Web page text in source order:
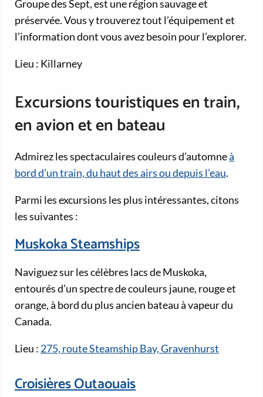
Groupe des Sept, est une région sauvage et
préservée. Vous y trouverez tout l’équipement et
l’information dont vous avez besoin pour l’explorer.
Lieu : Killarney
Excursions touristiques en train,
en avion et en bateau
Admirez les spectaculaires couleurs d’automneà
bord d’un train, du haut des airs ou depuis l’eau.
Parmi les excursions les plus intéressantes, citons
les suivantes :
Muskoka Steamships
Naviguez sur les célèbres lacs de Muskoka,
entourés d’un spectre de couleurs jaune, rouge et
orange, à bord du plus ancien bateau à vapeur du
Canada.
Lieu : 275, route Steamship Bay, Gravenhurst
Croisières Outaouais